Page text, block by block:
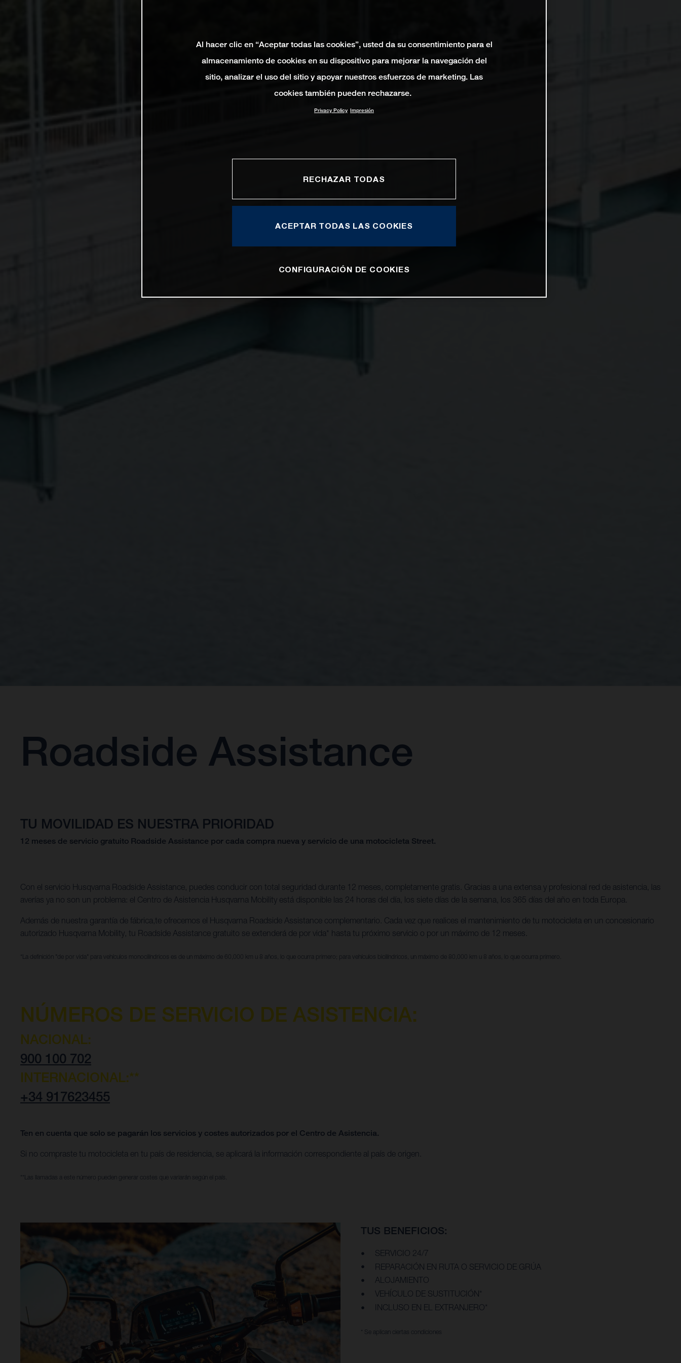
Roadside Assistance
TU MOVILIDAD ES NUESTRA PRIORIDAD
12 meses de servicio gratuito Roadside Assistance por cada compra nueva y servicio de una motocicleta Street.
Con el servicio Husqvarna Roadside Assistance, puedes conducir con total seguridad durante 12 meses, completamente gratis. Gracias a una extensa y profesional red de asistencia, las
averías ya no son un problema: el Centro de Asistencia Husqvarna Mobility está disponible las 24 horas del día, los siete días de la semana, los 365 días del año en toda Europa.
Además de nuestra garantía de fábrica,te ofrecemos el Husqvarna Roadside Assistance complementario. Cada vez que realices el mantenimiento de tu motocicleta en un concesionario
autorizado Husqvarna Mobility, tu Roadside Assistance gratuito se extenderá de por vida* hasta tu próximo servicio o por un máximo de 12 meses.
*La definición "de por vida" para vehículos monocilíndricos es de un máximo de 60,000 km u 8 años, lo que ocurra primero; para vehículos bicilíndricos, un máximo de 80,000 km u 8 años, lo que ocurra primero.
NÚMEROS DE SERVICIO DE ASISTENCIA:
NACIONAL:
900 100 702
INTERNACIONAL:**
+34 917623455
Ten en cuenta que solo se pagarán los servicios y costes autorizados por el Centro de Asistencia.
Si no compraste tu motocicleta en tu país de residencia, se aplicará la información correspondiente al país de origen.
**Las llamadas a este número pueden generar costes que variarán según el país.
TUS BENEFICIOS:
SERVICIO 24/7
REPARACIÓN EN RUTA O SERVICIO DE GRÚA
ALOJAMIENTO
VEHÍCULO DE SUSTITUCIÓN*
INCLUSO EN EL EXTRANJERO*
* Se aplican ciertas condiciones
Al hacer clic en “Aceptar todas las cookies”, usted da su consentimiento para el
almacenamiento de cookies en su dispositivo para mejorar la navegación del
sitio, analizar el uso del sitio y apoyar nuestros esfuerzos de marketing. Las
cookies también pueden rechazarse.
Privacy Policy Impresión
RECHAZAR TODAS
ACEPTAR TODAS LAS COOKIES
CONFIGURACIÓN DE COOKIES